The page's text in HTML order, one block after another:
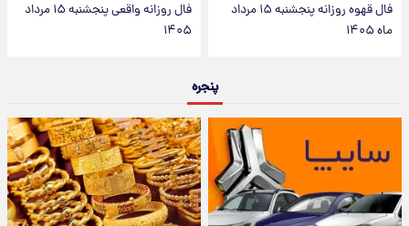
فال قهوه روزانه پنجشنبه ۱۵ مرداد
ماه ۱۴۰۵
فال روزانه واقعی پنجشنبه ۱۵ مرداد
۱۴۰۵
پنجره